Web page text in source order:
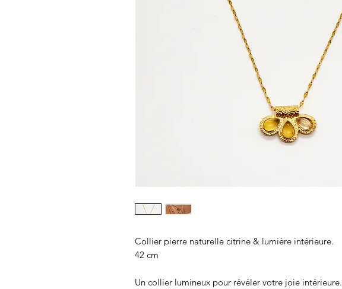
Collier pierre naturelle citrine & lumière intérieure.
42 cm
Un collier lumineux pour révéler votre joie intérieure.